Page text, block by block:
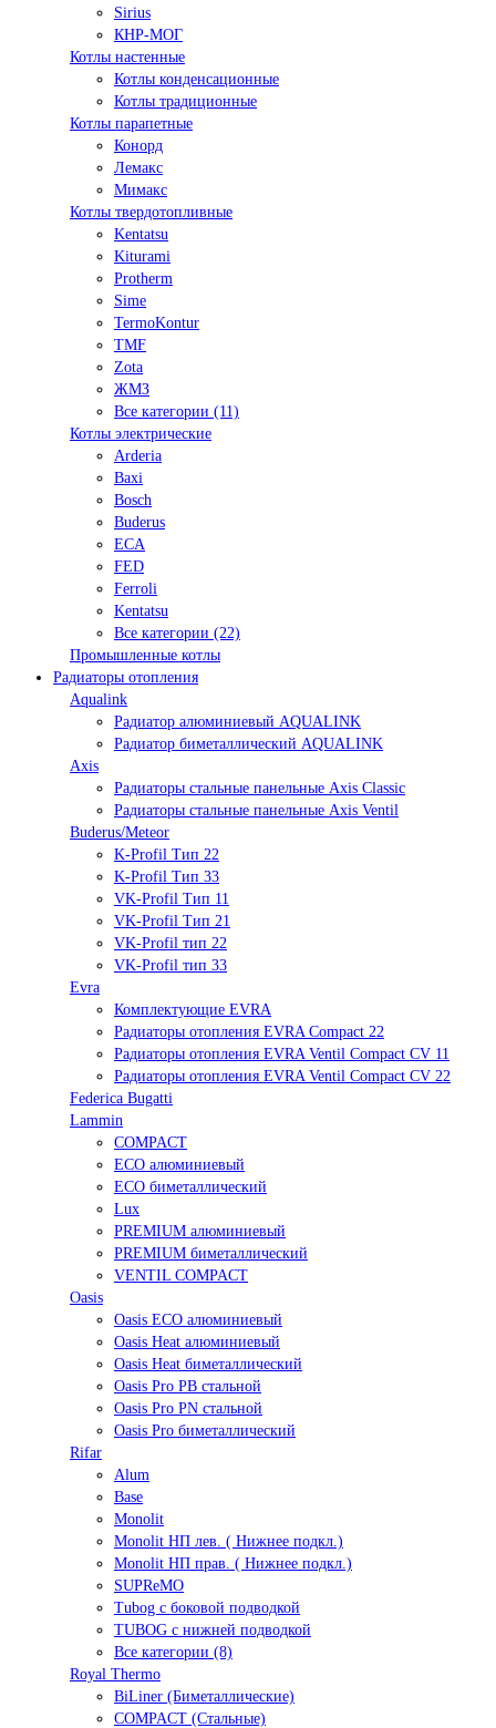
Sirius
КНР-МОГ
Котлы настенные
Котлы конденсационные
Котлы традиционные
Котлы парапетные
Конорд
Лемакс
Мимакс
Котлы твердотопливные
Kentatsu
Kiturami
Protherm
Sime
TermoKontur
TMF
Zota
ЖМЗ
Все категории (11)
Котлы электрические
Arderia
Baxi
Bosch
Buderus
ECA
FED
Ferroli
Kentatsu
Все категории (22)
Промышленные котлы
Радиаторы отопления
Aqualink
Радиатор алюминиевый AQUALINK
Радиатор биметаллический AQUALINK
Axis
Радиаторы стальные панельные Axis Classic
Радиаторы стальные панельные Axis Ventil
Buderus/Meteor
K-Profil Тип 22
K-Profil Тип 33
VK-Profil Тип 11
VK-Profil Тип 21
VK-Profil тип 22
VK-Profil тип 33
Evra
Комплектующие EVRA
Радиаторы отопления EVRA Compact 22
Радиаторы отопления EVRA Ventil Compact CV 11
Радиаторы отопления EVRA Ventil Compact CV 22
Federica Bugatti
Lammin
COMPACT
ECO алюминиевый
ECO биметаллический
Lux
PREMIUM алюминиевый
PREMIUM биметаллический
VENTIL COMPACT
Oasis
Oasis ECO алюминиевый
Oasis Heat алюминиевый
Oasis Heat биметаллический
Oasis Pro PB стальной
Oasis Pro PN стальной
Oasis Pro биметаллический
Rifar
Alum
Base
Monolit
Monolit НП лев. ( Нижнее подкл.)
Monolit НП прав. ( Нижнее подкл.)
SUPReMO
Tubog с боковой подводкой
TUBOG с нижней подводкой
Все категории (8)
Royal Thermo
BiLiner (Биметаллические)
COMPACT (Стальные)